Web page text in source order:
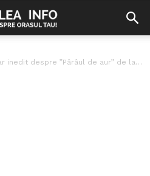
despre ”Pârâul de aur” de la Ștrandul Codlea